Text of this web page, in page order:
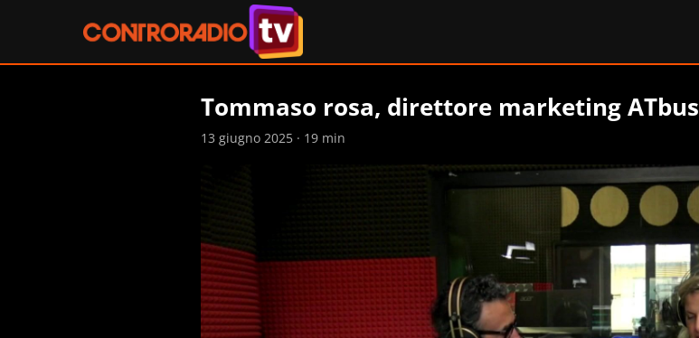
Tommaso rosa, direttore marketing ATbus
13 giugno 2025 · 19 min